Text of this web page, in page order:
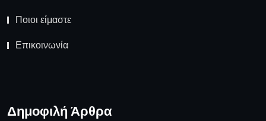
Ποιοι είμαστε
Επικοινωνία
Δημοφιλή Άρθρα